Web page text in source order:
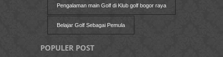
Pengalaman main Golf di Klub golf bogor raya
Belajar Golf Sebagai Pemula
POPULER POST